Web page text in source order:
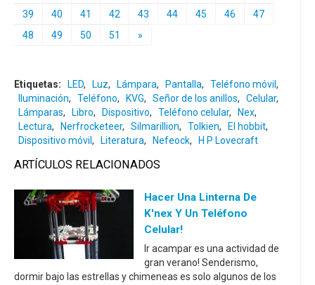
39
40 41 42 43 44 45 46
47
48
49 50 51 »
Etiquetas: LED, Luz, Lámpara, Pantalla, Teléfono móvil ,
Iluminación, Teléfono, KVG, Señor de los anillos, Celular,
Lámparas, Libro, Dispositivo, Teléfono celular, Nex,
Lectura, Nerfrocketeer, Silmarillion, Tolkien, El hobbit,
Dispositivo móvil , Literatura, Nefeock, H P Lovecraft
ARTÍCULOS RELACIONADOS
Hacer Una Linterna De
K'nex Y Un Teléfono
Celular!
Ir acampar es una actividad de
gran verano! Senderismo,
dormir bajo las estrellas y chimeneas es solo algunos de los